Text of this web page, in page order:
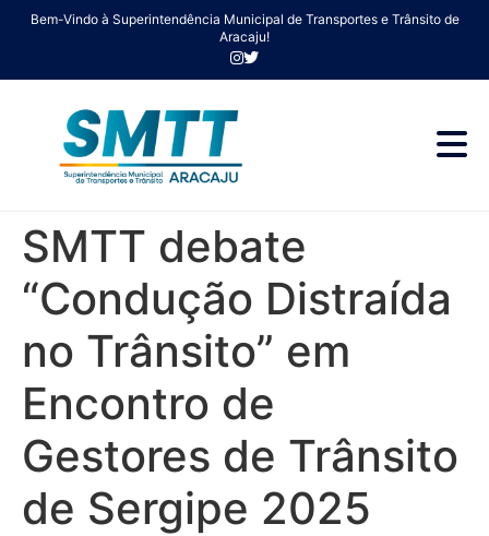
Bem-Vindo à Superintendência Municipal de Transportes e Trânsito de
Aracaju!
SMTT debate
“Condução Distraída
no Trânsito” em
Encontro de
Gestores de Trânsito
de Sergipe 2025